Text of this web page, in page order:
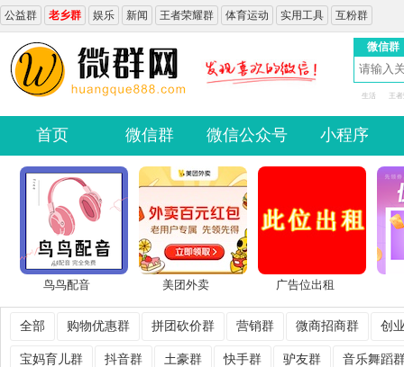
公益群 老乡群 娱乐 新闻 王者荣耀群 体育运动 实用工具 互粉群
微信群
生活 王
首页 微信群 微信公众号 小程序
鸟鸟配音 美团外卖 广告位出租
全部 购物优惠群 拼团砍价群 营销群 微商招商群 创
宝妈育儿群 抖音群 土豪群 快手群 驴友群 音乐舞蹈